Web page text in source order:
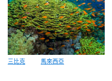
三比克
馬來西亞